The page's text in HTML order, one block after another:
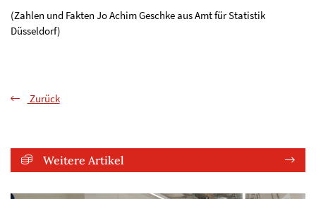
(Zahlen und Fakten Jo Achim Geschke aus Amt für Statistik
Düsseldorf)
Zurück
Weitere Artikel